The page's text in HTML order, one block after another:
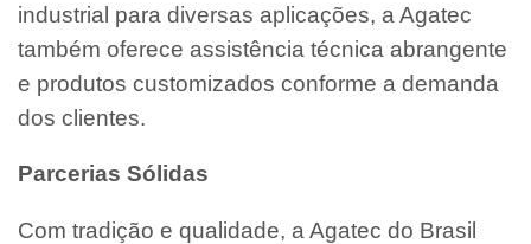
industrial para diversas aplicações, a Agatec
também oferece assistência técnica abrangente
e produtos customizados conforme a demanda
dos clientes.
Parcerias Sólidas
Com tradição e qualidade, a Agatec do Brasil